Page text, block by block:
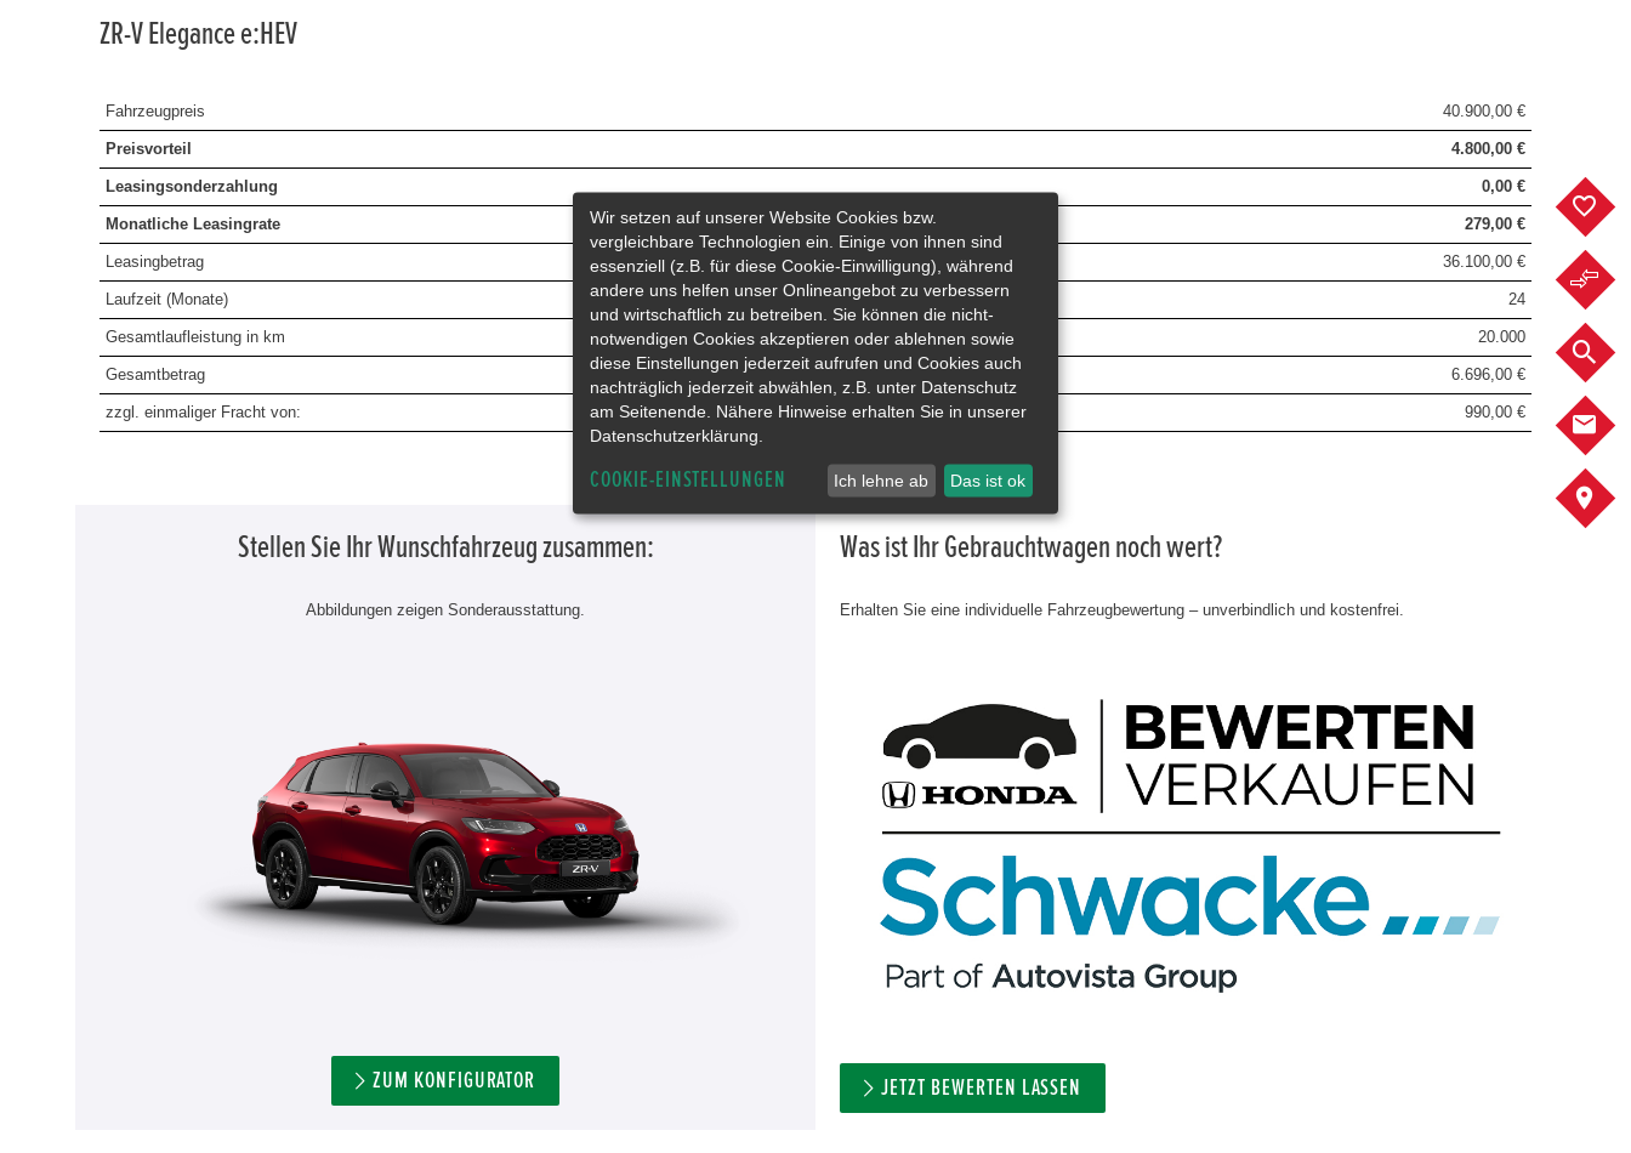
ZR-V Elegance e:HEV
Fahrzeugpreis 40.900,00 €
Preisvorteil 4.800,00 €
Leasingsonderzahlung 0,00 €
Monatliche Leasingrate 279,00 €
Leasingbetrag 36.100,00 €
Laufzeit (Monate) 24
Gesamtlaufleistung in km 20.000
Gesamtbetrag 6.696,00 €
zzgl. einmaliger Fracht von: 990,00 €
Stellen Sie Ihr Wunschfahrzeug zusammen:
Abbildungen zeigen Sonderausstattung.
ZUM KONFIGURATOR
Was ist Ihr Gebrauchtwagen noch wert?
Erhalten Sie eine individuelle Fahrzeugbewertung – unverbindlich und kostenfrei.
JETZT BEWERTEN LASSEN
Wir setzen auf unserer Website Cookies bzw.
vergleichbare Technologien ein. Einige von ihnen sind
essenziell (z.B. für diese Cookie-Einwilligung), während
andere uns helfen unser Onlineangebot zu verbessern
und wirtschaftlich zu betreiben. Sie können die nicht-
notwendigen Cookies akzeptieren oder ablehnen sowie
diese Einstellungen jederzeit aufrufen und Cookies auch
nachträglich jederzeit abwählen, z.B. unter Datenschutz
am Seitenende. Nähere Hinweise erhalten Sie in unserer
Datenschutzerklärung.
COOKIE-EINSTELLUNGEN Ich lehne ab Das ist ok